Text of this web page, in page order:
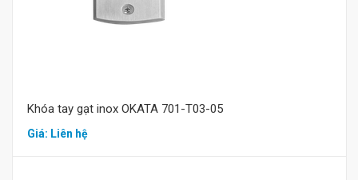
Khóa tay gạt inox OKATA 701-T03-05
Giá: Liên hệ